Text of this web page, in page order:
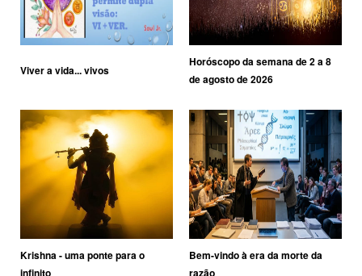
Viver a vida... vivos
Horóscopo da semana de 2 a 8
de agosto de 2026
Krishna - uma ponte para o
infinito
Bem-vindo à era da morte da
razão